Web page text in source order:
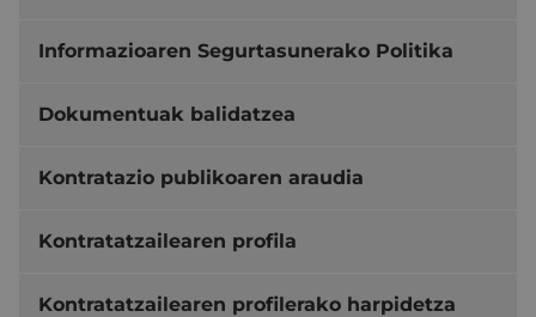
Informazioaren Segurtasunerako Politika
Dokumentuak balidatzea
Kontratazio publikoaren araudia
Kontratatzailearen profila
Kontratatzailearen profilerako harpidetza